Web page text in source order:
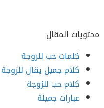
محتويات المقال
كلمات حب للزوجة
كلام جميل يقال للزوجة
كلام حب للزوجة
عبارات جميلة